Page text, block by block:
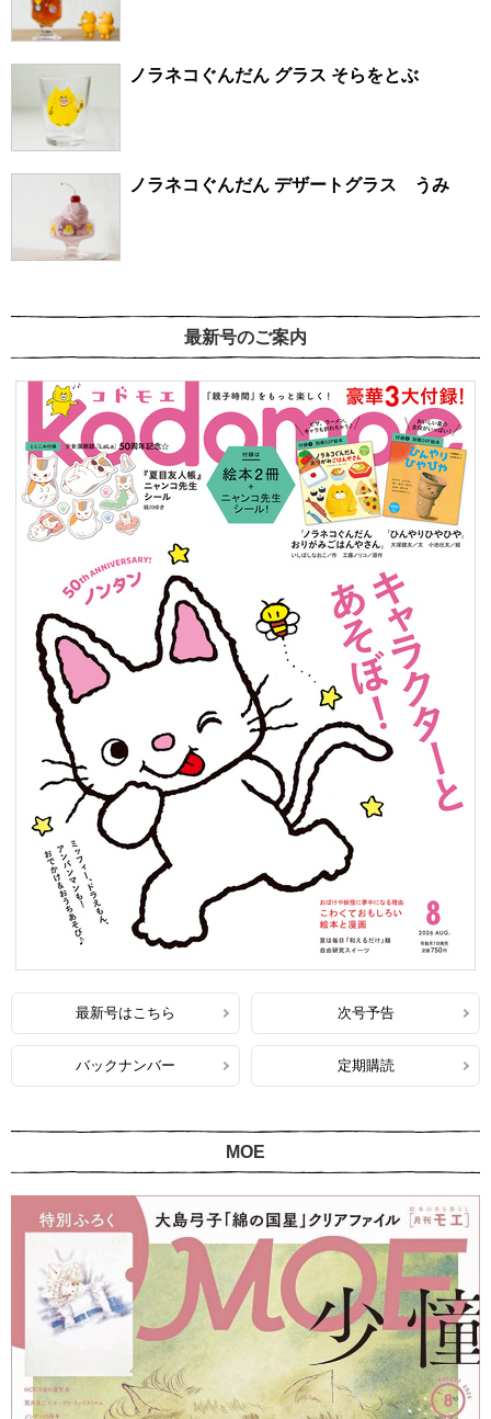
ノラネコぐんだん グラス そらをとぶ
ノラネコぐんだん デザートグラス うみ
最新号のご案内
最新号はこちら 次号予告
バックナンバー 定期購読
MOE